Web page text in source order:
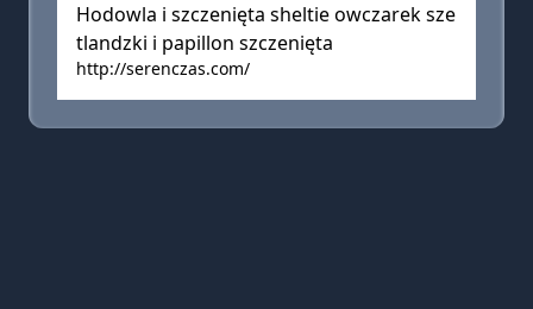
Hodowla i szczenięta sheltie owczarek sze
tlandzki i papillon szczenięta
http://serenczas.com/